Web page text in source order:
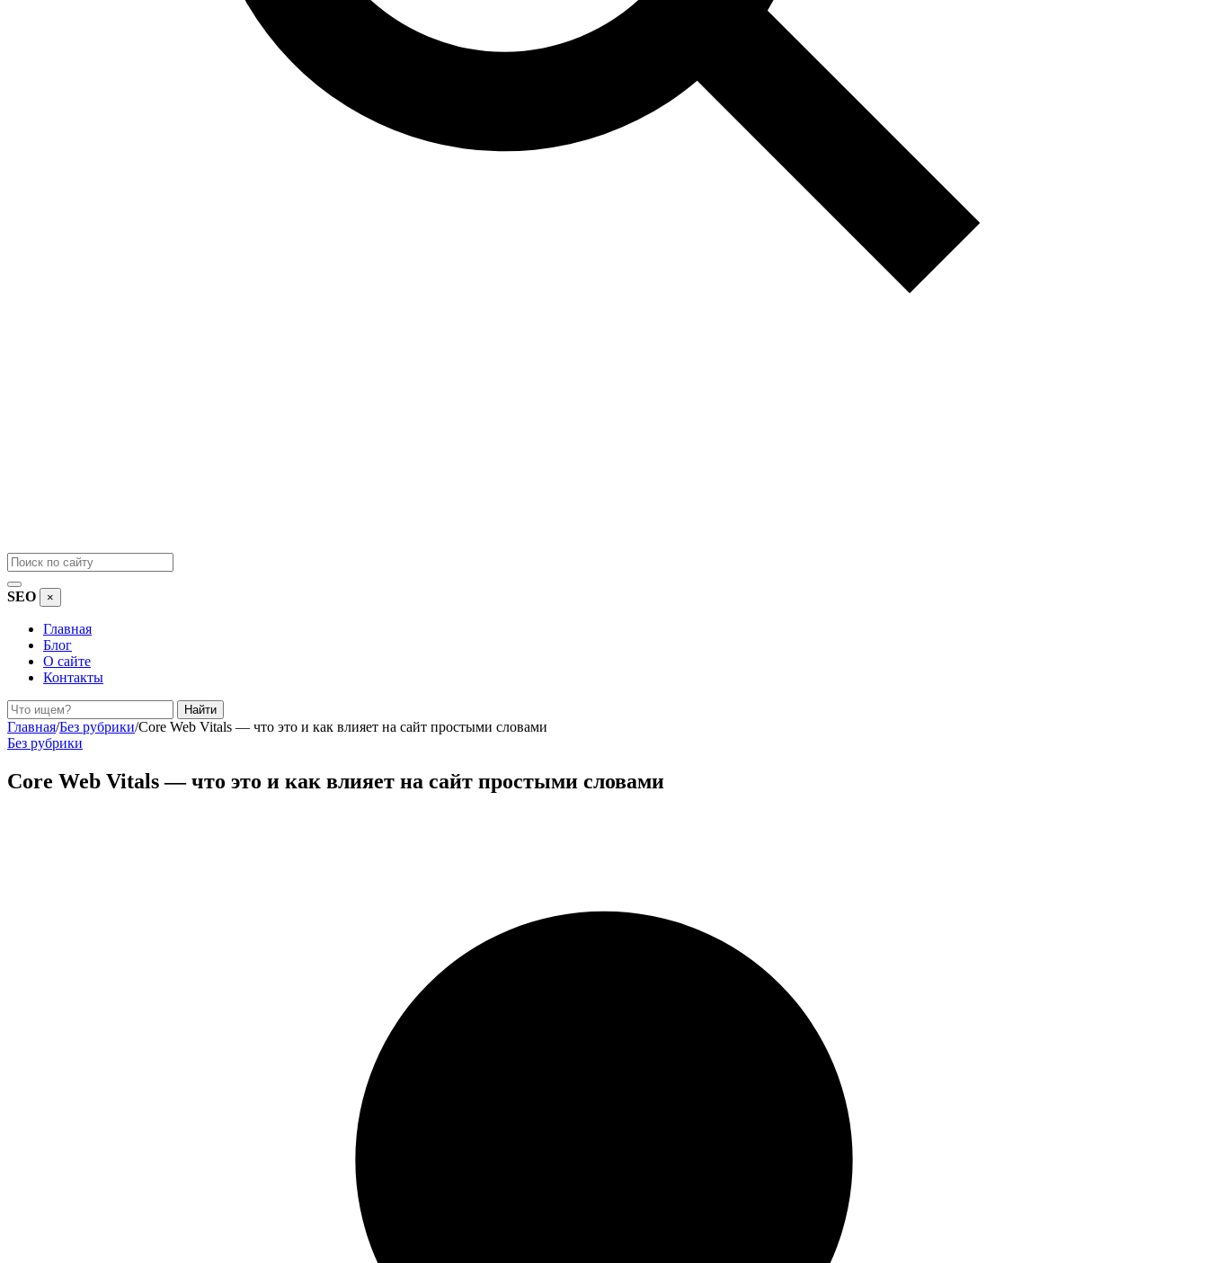
SEO ×
Главная
Блог
О сайте
Контакты
Поиск
Найти
Главная/Без рубрики/Core Web Vitals — что это и как влияет на сайт простыми словами
Без рубрики
Core Web Vitals — что это и как влияет на сайт простыми словами